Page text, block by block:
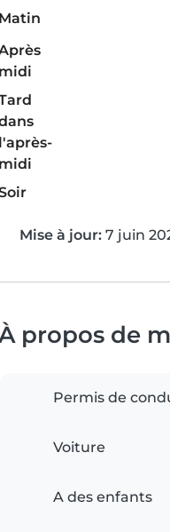
Matin
midi
l'après-
midi
Mise à jour: 7 juin
propos de
Permis de
Voiture
A des enfants